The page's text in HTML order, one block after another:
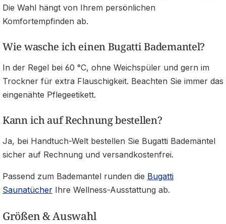
Die Wahl hängt von Ihrem persönlichen
Komfortempfinden ab.
Wie wasche ich einen Bugatti Bademantel?
In der Regel bei 60 °C, ohne Weichspüler und gern im
Trockner für extra Flauschigkeit. Beachten Sie immer das
eingenähte Pflegeetikett.
Kann ich auf Rechnung bestellen?
Ja, bei Handtuch-Welt bestellen Sie Bugatti Bademäntel
sicher auf Rechnung und versandkostenfrei.
Passend zum Bademantel runden die Bugatti
Saunatücher Ihre Wellness-Ausstattung ab.
Größen & Auswahl